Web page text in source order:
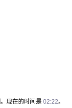
。现在的时间是 02:22。